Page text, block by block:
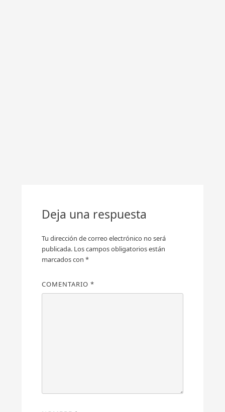
Deja una respuesta
Tu dirección de correo electrónico no será
publicada. Los campos obligatorios están
marcados con *
COMENTARIO *